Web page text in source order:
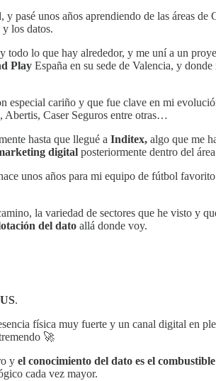
y pasé unos años aprendiendo de las áreas
los datos.
todo lo que hay alrededor, y me uní a un
Play España en su sede de Valencia, y
especial cariño y que fue clave en mi
Abertis, Caser Seguros entre otras…
hasta que llegué a Inditex, algo que me
digital posteriormente dentro del
unos años para mi equipo de fútbol favorito
la variedad de sectores que he visto y
del dato allá donde voy.
.
física muy fuerte y un canal digital en
🚀
y el conocimiento del dato es el combustible
cada vez mayor.